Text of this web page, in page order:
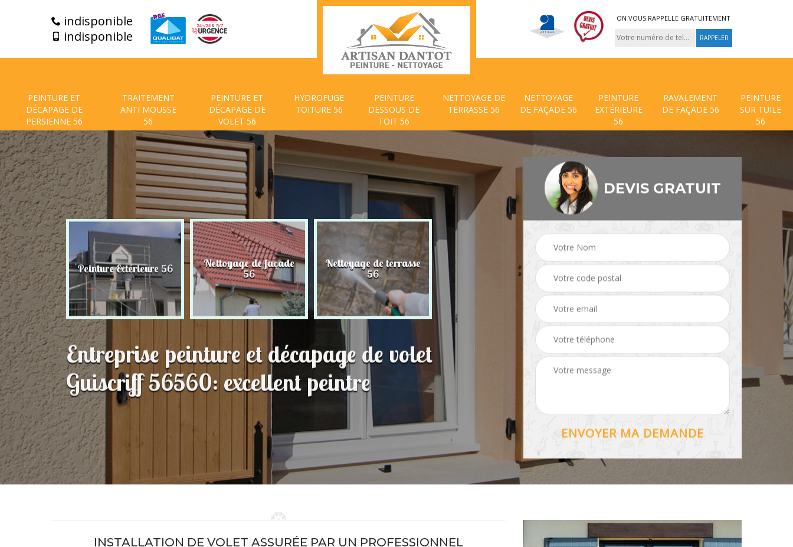
indisponible
indisponible
ON VOUS RAPPELLE GRATUITEMENT
PEINTURE ET
DÉCAPAGE DE
PERSIENNE 56
TRAITEMENT
ANTI MOUSSE
56
PEINTURE ET
DÉCAPAGE DE
VOLET 56
HYDROFUGE
TOITURE 56
PEINTURE
DESSOUS DE
TOIT 56
NETTOYAGE DE
TERRASSE 56
NETTOYAGE
DE FAÇADE 56
PEINTURE
EXTÉRIEURE
56
RAVALEMENT
DE FAÇADE 56
PEINTURE
SUR TUILE
56
de facade Peinture Extérieure 56 Nettoyage de façade
56
Nettoyage de terrasse
56
Peinture dessous de Hydrofuge toiture 56 Traitement anti
Entreprise peinture et décapage de volet
Guiscriff 56560: excellent peintre
DEVIS GRATUIT
INSTALLATION DE VOLET ASSURÉE PAR UN PROFESSIONNEL